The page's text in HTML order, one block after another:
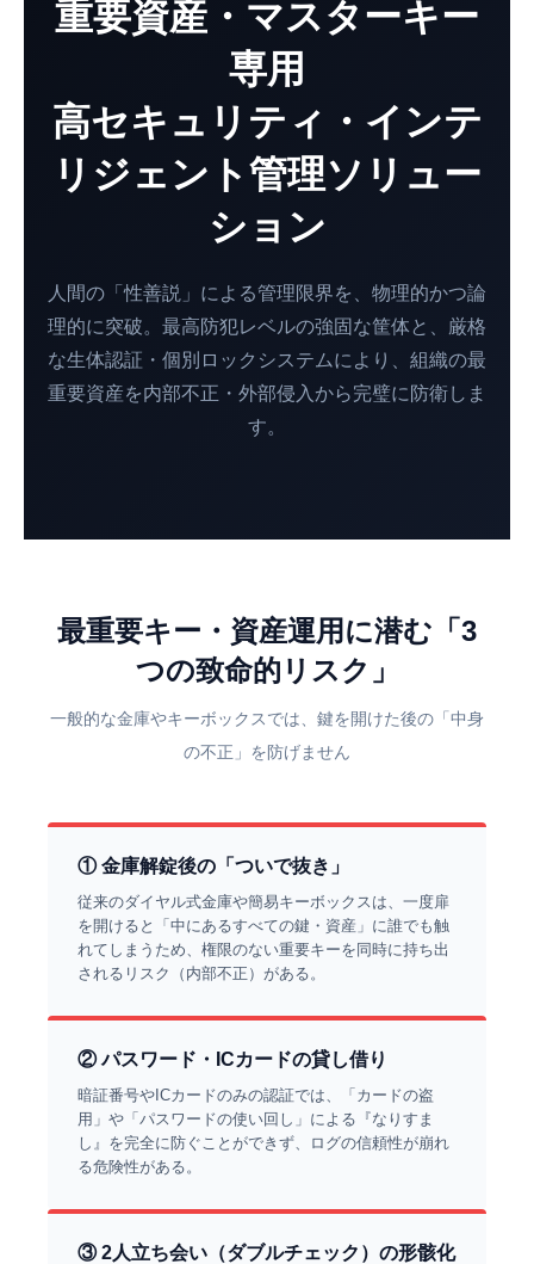
重要資産・マスターキー
専用
高セキュリティ・インテ
リジェント管理ソリュー
ション
人間の「性善説」による管理限界を、物理的かつ論
理的に突破。最高防犯レベルの強固な筐体と、厳格
な生体認証・個別ロックシステムにより、組織の最
重要資産を内部不正・外部侵入から完璧に防衛しま
す。
最重要キー・資産運用に潜む「3
つの致命的リスク」
一般的な金庫やキーボックスでは、鍵を開けた後の「中身
の不正」を防げません
① 金庫解錠後の「ついで抜き」
従来のダイヤル式金庫や簡易キーボックスは、一度扉
を開けると「中にあるすべての鍵・資産」に誰でも触
れてしまうため、権限のない重要キーを同時に持ち出
されるリスク（内部不正）がある。
② パスワード・ICカードの貸し借り
暗証番号やICカードのみの認証では、「カードの盗
用」や「パスワードの使い回し」による『なりすま
し』を完全に防ぐことができず、ログの信頼性が崩れ
る危険性がある。
③ 2人立ち会い（ダブルチェック）の形骸化